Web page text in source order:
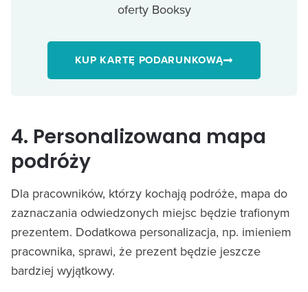
oferty Booksy
KUP KARTĘ PODARUNKOWĄ
4. Personalizowana mapa
podróży
Dla pracowników, którzy kochają podróże, mapa do
zaznaczania odwiedzonych miejsc będzie trafionym
prezentem. Dodatkowa personalizacja, np. imieniem
pracownika, sprawi, że prezent będzie jeszcze
bardziej wyjątkowy.